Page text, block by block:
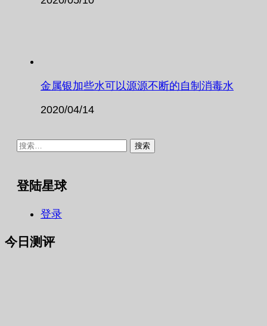
金属银加些水可以源源不断的自制消毒水
2020/04/14
搜
登陆星球
登录
今日测评